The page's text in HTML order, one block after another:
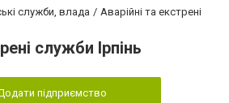
служби, влада
Аварійні та екстрені
служби Ірпінь
підприємство